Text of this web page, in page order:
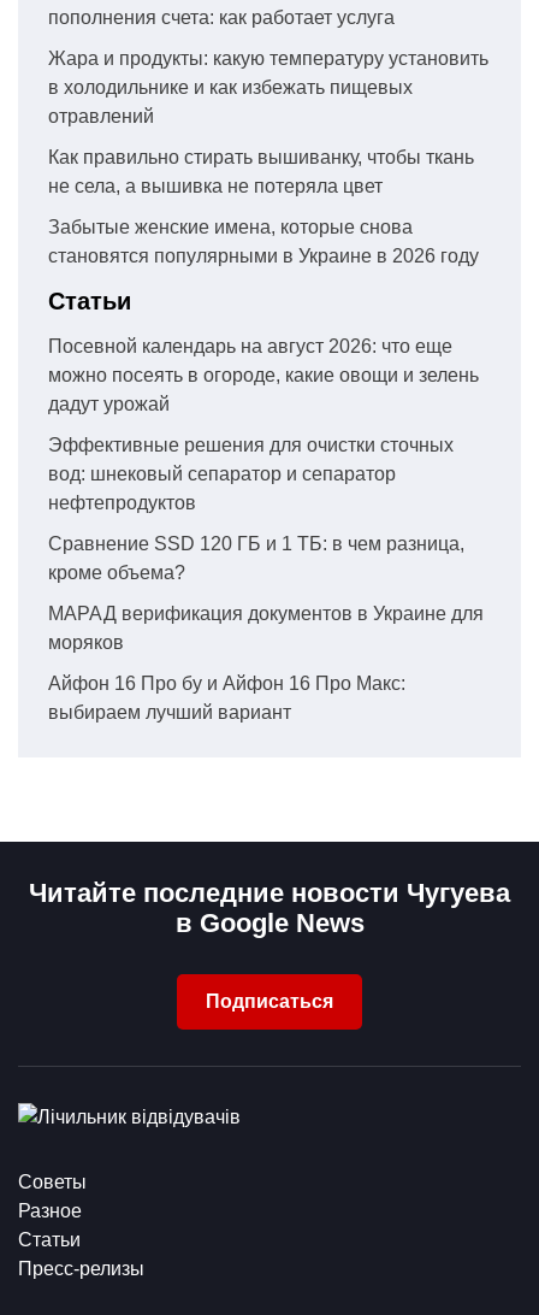
пополнения счета: как работает услуга
Жара и продукты: какую температуру установить
в холодильнике и как избежать пищевых
отравлений
Как правильно стирать вышиванку, чтобы ткань
не села, а вышивка не потеряла цвет
Забытые женские имена, которые снова
становятся популярными в Украине в 2026 году
Статьи
Посевной календарь на август 2026: что еще
можно посеять в огороде, какие овощи и зелень
дадут урожай
Эффективные решения для очистки сточных
вод: шнековый сепаратор и сепаратор
нефтепродуктов
Сравнение SSD 120 ГБ и 1 ТБ: в чем разница,
кроме объема?
МАРАД верификация документов в Украине для
моряков
Айфон 16 Про бу и Айфон 16 Про Макс:
выбираем лучший вариант
Читайте последние новости Чугуева
в Google News
Подписаться
Советы
Разное
Статьи
Пресс-релизы